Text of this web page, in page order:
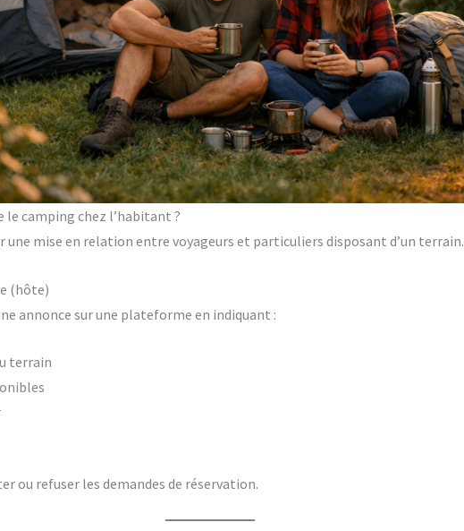
camping chez l’habitant ?
une mise en relation entre voyageurs et particuliers disposant d’un terrain.
(hôte)
annonce sur une plateforme en indiquant :
terrain
ou refuser les demandes de réservation.